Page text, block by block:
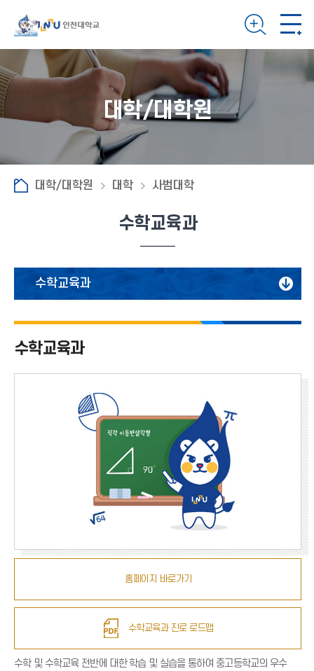
대학/대학원
대학/대학원 대학 사범대학
수학교육과
수학교육과
국어교육과
일어교육과
홈페이지 바로가기
수학교육과 진로 로드맵
수학교육과
수학 및 수학교육 전반에 대한 학습 및 실습을 통하여 중고등학교의 우수